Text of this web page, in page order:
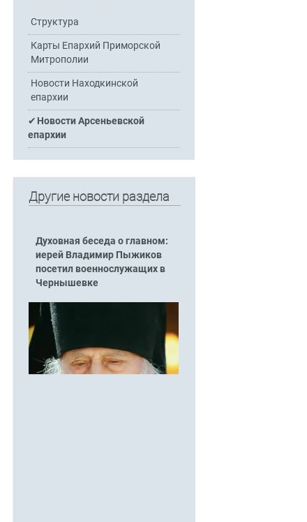
Структура
Карты Епархий Приморской
Митрополии
Новости Находкинской
епархии
Новости Арсеньевской
епархии
Другие новости раздела
Духовная беседа о главном:
иерей Владимир Пыжиков
посетил военнослужащих в
Чернышевке